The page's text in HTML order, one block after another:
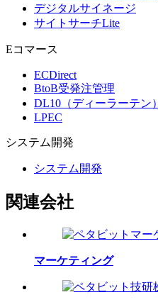
デジタルサイネージ
サイトサーチLite
Eコマース
ECDirect
BtoB受発注管理
DL10（ディーラーテン）
LPEC
システム 開発
システム開発
関連会社
マーケティング